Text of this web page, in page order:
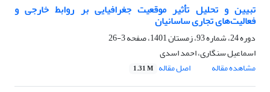
تبیین و تحلیل تأثیر موقعیت جغرافیایی بر روابط خارجی و
فعالیت‌های تجاری ساسانیان
دوره 24، شماره 93، زمستان 1401، صفحه
3-26
اسماعیل سنگاری، احمد اسدی
مشاهده مقاله
اصل مقاله 1.31 M